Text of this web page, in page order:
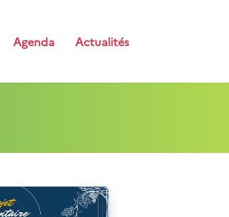
Agenda Actualités